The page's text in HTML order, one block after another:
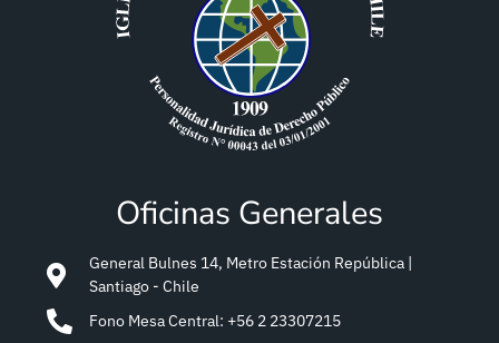
Oficinas Generales
General Bulnes 14, Metro Estación República |
Santiago - Chile
Fono Mesa Central: +56 2 23307215